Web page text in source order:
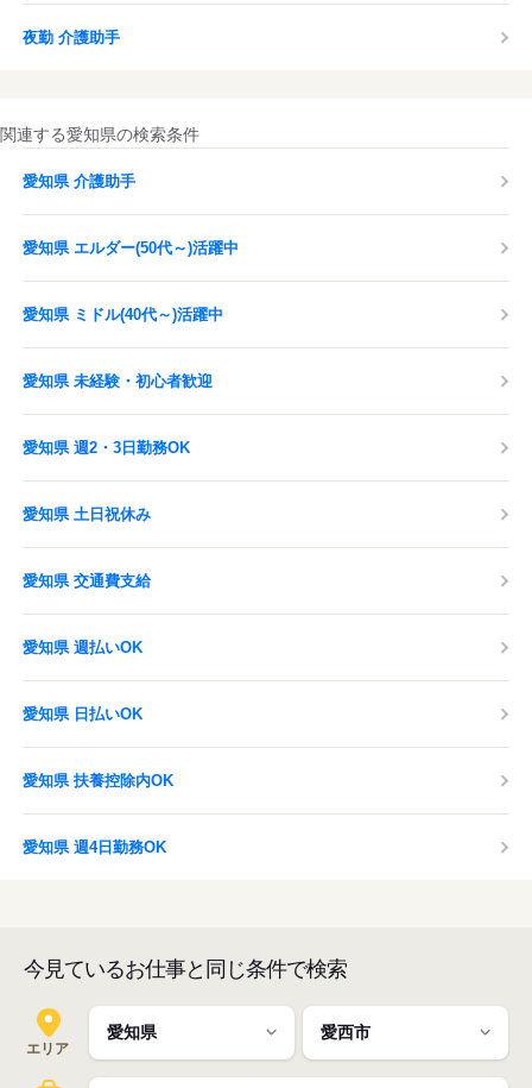
夜勤 介護助手
関連する愛知県の検索条件
愛知県 介護助手
愛知県 エルダー(50代～)活躍中
愛知県 ミドル(40代～)活躍中
愛知県 未経験・初心者歓迎
愛知県 週2・3日勤務OK
愛知県 土日祝休み
愛知県 交通費支給
愛知県 週払いOK
愛知県 日払いOK
愛知県 扶養控除内OK
愛知県 週4日勤務OK
今見ているお仕事と同じ条件で検索
エリア